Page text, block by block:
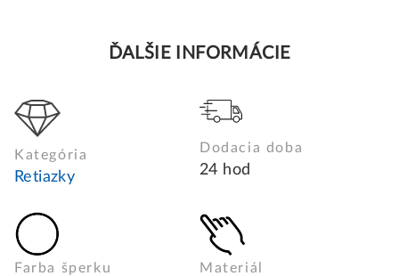
ĎALŠIE INFORMÁCIE
Kategória
Retiazky
Dodacia doba
24 hod
Farba šperku Materiál